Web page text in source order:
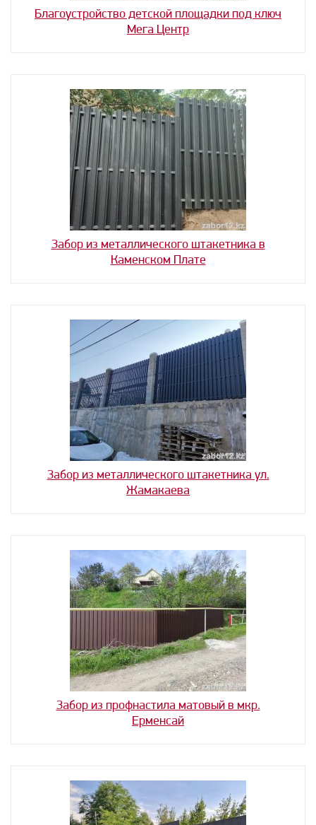
Благоустройство детской площадки под ключ
Мега Центр
Забор из металлического штакетника в
Каменском Плате
Забор из металлического штакетника ул.
Жамакаева
Забор из профнастила матовый в мкр.
Ерменсай